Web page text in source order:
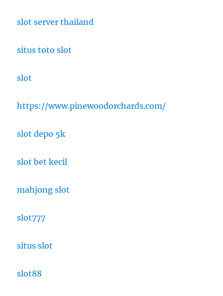
slot server thailand
situs toto slot
slot
https://www.pinewoodorchards.com/
slot depo 5k
slot bet kecil
mahjong slot
slot777
situs slot
slot88